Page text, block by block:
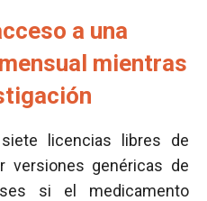
a una
mientras
licencias libres de
versiones genéricas de
si el medicamento